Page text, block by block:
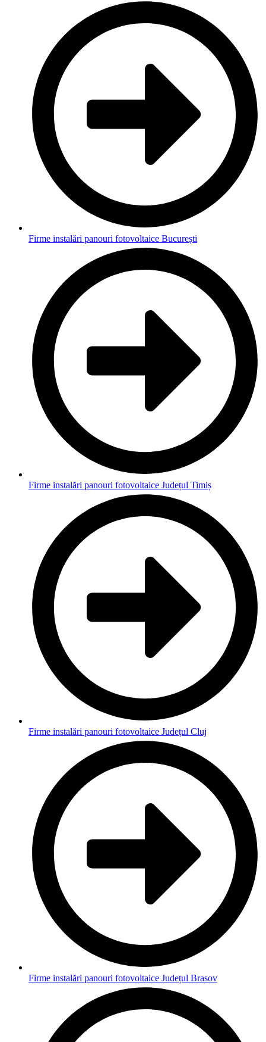
Firme instalări panouri fotovoltaice București
Firme instalări panouri fotovoltaice Județul Timiș
Firme instalări panouri fotovoltaice Județul Cluj
Firme instalări panouri fotovoltaice Județul Brasov